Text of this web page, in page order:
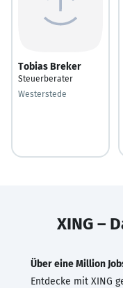
Tobias Breker
Steuerberater
Westerstede
XING –
Über eine Million
Entdecke mit XING